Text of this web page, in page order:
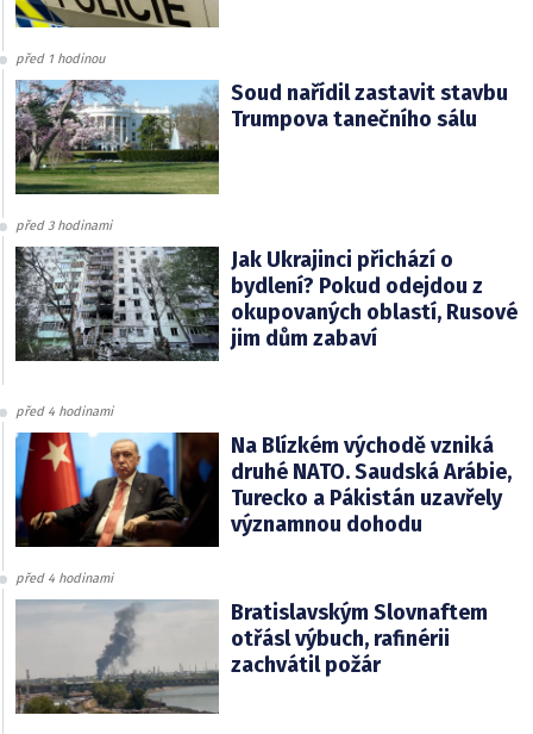
před 1 hodinou
Soud nařídil zastavit stavbu
Trumpova tanečního sálu
před 3 hodinami
Jak Ukrajinci přichází o
bydlení? Pokud odejdou z
okupovaných oblastí, Rusové
jim dům zabaví
před 4 hodinami
Na Blízkém východě vzniká
druhé NATO. Saudská Arábie,
Turecko a Pákistán uzavřely
významnou dohodu
před 4 hodinami
Bratislavským Slovnaftem
otřásl výbuch, rafinérii
zachvátil požár